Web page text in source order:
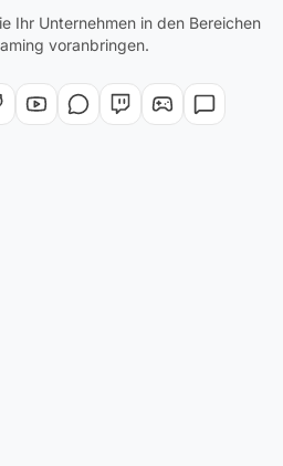
Ihr Unternehmen in den Bereichen
voranbringen.